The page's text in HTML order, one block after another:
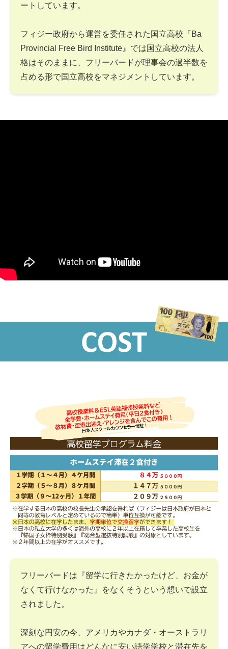
ートしています。
フィジー政府から運営を委任された国立高校『Ba
Provincial Free Bird Institute』では国立高校の法人
格はそのままに、フリーバードが理事会の過半数を
占める形で国立高校をマネジメントしています。
フリーバードは『留学に行きたかったけど、お金が
なくて行けなかった』をなくそうという想いで設立
されました。
深刻な円安の今、アメリカやカナダ・オーストラリ
アへの留学費用はどんなに安い語学学校と滞在先を